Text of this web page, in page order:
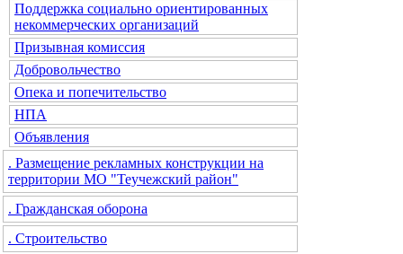
Поддержка социально ориентированных
некоммерческих организаций
Призывная комиссия
Добровольчество
Опека и попечительство
НПА
Объявления
. Размещение рекламных конструкции на
территории МО "Теучежский район"
. Гражданская оборона
. Строительство